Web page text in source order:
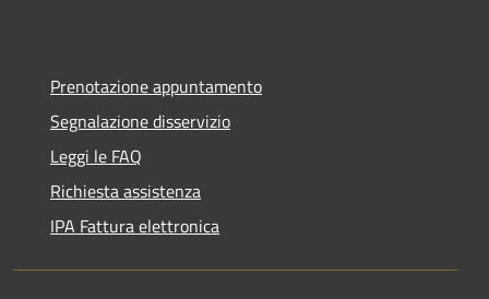
Prenotazione appuntamento
Segnalazione disservizio
Leggi le FAQ
Richiesta assistenza
IPA Fattura elettronica